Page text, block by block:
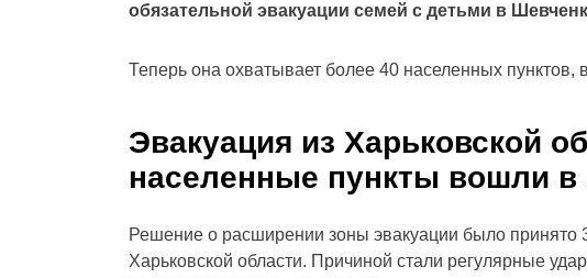
обязательной эвакуации семей с детьми в
Теперь она охватывает более 40 населенных
Эвакуация из Харьковской
населенные пункты вошли в
Решение о расширении зоны эвакуации было принято
Харьковской области. Причиной стали регулярные